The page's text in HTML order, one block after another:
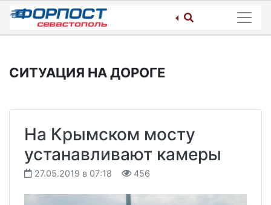
Skip
content
СИТУАЦИЯ НА ДОРОГЕ
На Крымском мосту
устанавливают камеры
27.05.2019 в 07:18 456